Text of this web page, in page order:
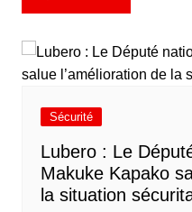
Sécurité
Lubero : Le
Makuke Kapako
la situation